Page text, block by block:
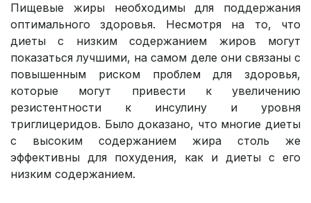
Пищевые жиры необходимы для поддержания
оптимального здоровья. Несмотря на то, что
диеты с низким содержанием жиров могут
показаться лучшими, на самом деле они связаны с
повышенным риском проблем для здоровья,
которые могут привести к увеличению
резистентности к инсулину и уровня
триглицеридов. Было доказано, что многие диеты
с высоким содержанием жира столь же
эффективны для похудения, как и диеты с его
низким содержанием.